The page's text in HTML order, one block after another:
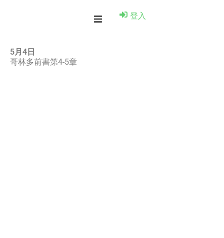
登入
5月4日
哥林多前書第4-5章